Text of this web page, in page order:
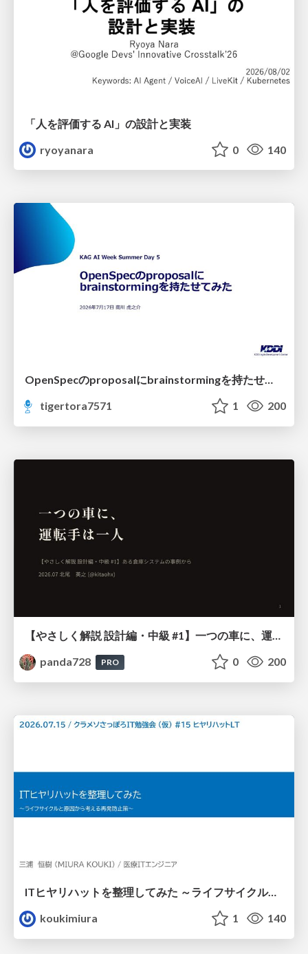
「人を評価する AI」の 設計と実装
ryoyanara
0 140
OpenSpecのproposalにbrainstormingを持たせてみた
tigertora7571
1 200
【やさしく解説 設計編・中級 #1】一つの車に、運転手は一人 ～ある倉庫システムの事例から～
panda728
PRO 0 200
ITヒヤリハットを整理してみた ～ライフサイクルと原因から考える再発防止策～
koukimiura
1 140